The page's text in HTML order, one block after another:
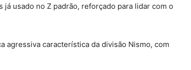
usado no Z padrão, reforçado para lidar com o
agressiva característica da divisão Nismo, com